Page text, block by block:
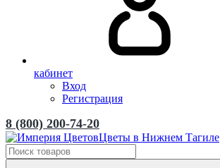
кабинет
Вход
Регистрация
8 (800) 200-74-20
Цветы в Нижнем Тагиле